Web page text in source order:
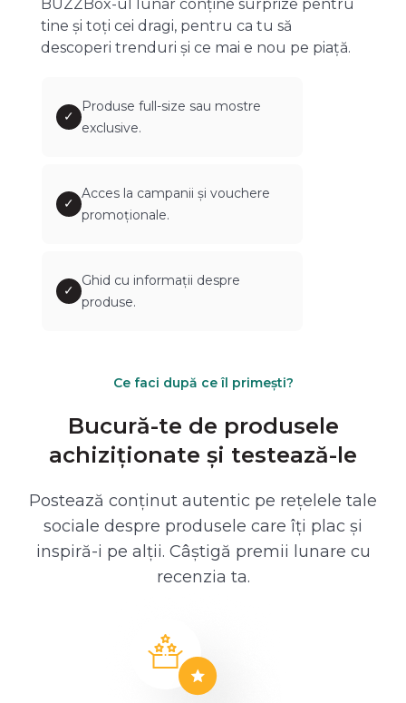
BUZZBox-ul lunar conține surprize pentru
tine și toți cei dragi, pentru ca tu să
descoperi trenduri și ce mai e nou pe piață.
✓
Produse full-size sau mostre
exclusive.
✓
Acces la campanii și vouchere
promoționale.
✓
Ghid cu informații despre
produse.
Ce faci după ce îl primești?
Bucură-te de produsele
achiziționate și testează-le
Postează conținut autentic pe rețelele tale
sociale despre produsele care îți plac și
inspiră-i pe alții. Câștigă premii lunare cu
recenzia ta.